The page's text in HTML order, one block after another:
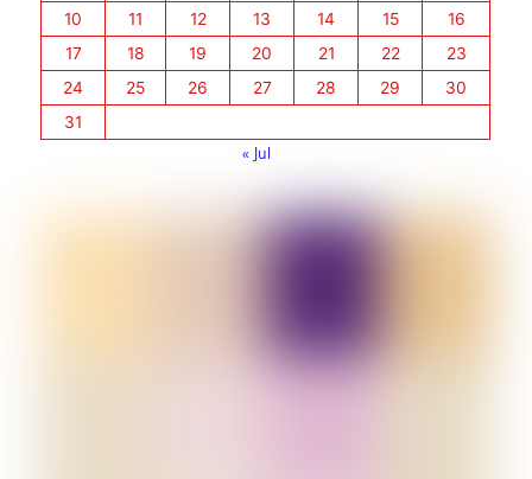
10
11 12 13 14 15
16
17
18 19 20 21 22
23
24
25 26 27 28 29
30
31
« Jul